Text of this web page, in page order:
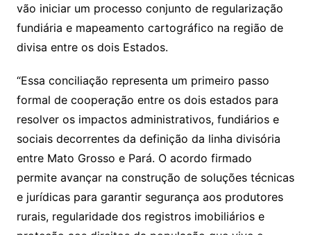
vão iniciar um processo conjunto de regularização
fundiária e mapeamento cartográfico na região de
divisa entre os dois Estados.
“Essa conciliação representa um primeiro passo
formal de cooperação entre os dois estados para
resolver os impactos administrativos, fundiários e
sociais decorrentes da definição da linha divisória
entre Mato Grosso e Pará. O acordo firmado
permite avançar na construção de soluções técnicas
e jurídicas para garantir segurança aos produtores
rurais, regularidade dos registros imobiliários e